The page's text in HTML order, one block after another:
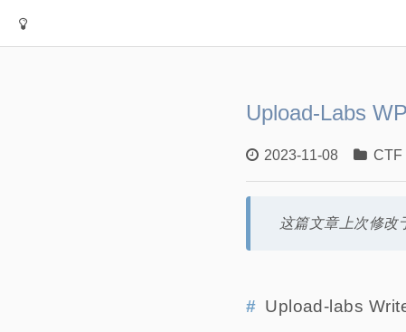
Upload-Labs WP
2023-11-08 CTF
这篇文章上次修改
Upload-labs